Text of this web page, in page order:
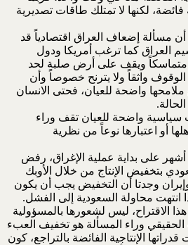
لكنها لا تمتلك طاقات تصديرية
أن مسألة إضعاف العراق اقتصادياً قد
العراق كما ترغب أمريكا ودول
متماسكاً ويقف على أرض صلبة لحد
واثقاً ولا يترنح خصوصاً وأن
واضحة للعيان، فحتى الانسان
سياسية واضحة للعيان تقف وراء
أو اعتبارها نوعاً من نظرية
أشهر على بداية عملية الإغراق، رفض
بتخفيض الإنتاج من خلال الأوبك
وجدتا أن التخفيض يجب أن يكون
انتهت محاولة السعودية إلى الفشل.
الاقتراح، ليس لشعورها بالمسؤولية
وراء المسألة هو تخفيف العبء
الإنتاجية الفائضة بالتراجع، كون